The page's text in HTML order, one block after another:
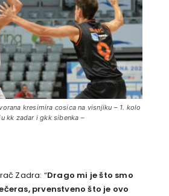
kresimira cosica na visnjiku – 1. kolo
kk zadar i gkk sibenka –
Zadra: “Drago mi je što smo
prvenstveno što je ovo